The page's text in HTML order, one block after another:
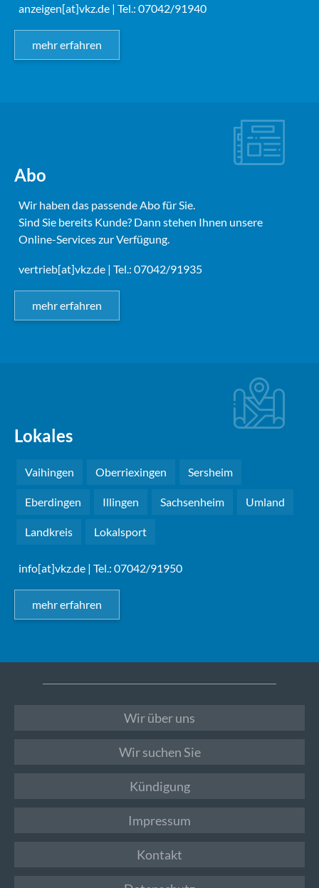
anzeigen[at]vkz.de | Tel.: 07042/91940
mehr erfahren
Abo
Wir haben das passende Abo für Sie.
Sind Sie bereits Kunde? Dann stehen Ihnen unsere
Online-Services zur Verfügung.
vertrieb[at]vkz.de | Tel.: 07042/91935
mehr erfahren
Lokales
Vaihingen Oberriexingen Sersheim
Eberdingen Illingen Sachsenheim Umland
Landkreis Lokalsport
info[at]vkz.de | Tel.: 07042/91950
mehr erfahren
Wir über uns
Wir suchen Sie
Kündigung
Impressum
Kontakt